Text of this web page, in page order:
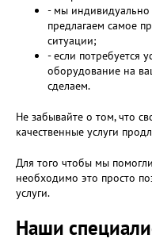
- мы
предлагаем самое
ситуации;
- если потребуется
оборудование на
сделаем.
Не забывайте о том, что
качественные услуги
Для того чтобы мы
необходимо это просто
услуги.
Наши